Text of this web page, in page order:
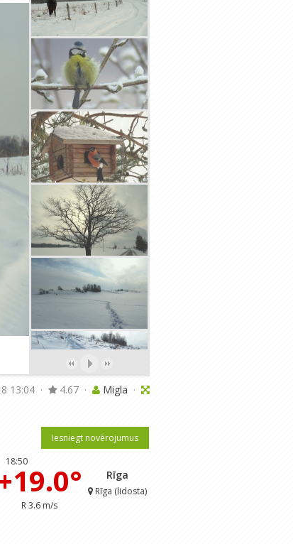
13:04 · 4.67 · Migla ·
Iesniegt novērojumus
18:50
R 3.6 m/s
Rīga
Rīga (lidosta)